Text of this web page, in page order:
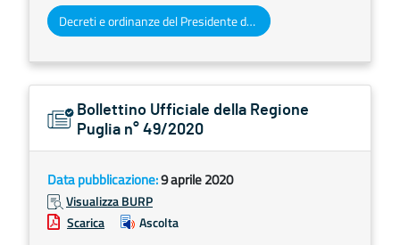
Decreti e ordinanze del Presidente della Giunta regionale
Bollettino Ufficiale della Regione
Puglia n° 49/2020
Data pubblicazione:9 aprile 2020
Visualizza BURP
Scarica
Ascolta